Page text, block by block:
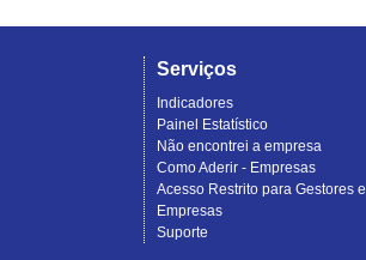
Serviços
Indicadores
Painel Estatístico
Não encontrei a empresa
Como Aderir - Empresas
Acesso Restrito para Gestores e
Empresas
Suporte